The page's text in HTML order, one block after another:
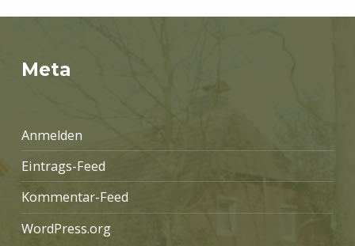
Meta
Anmelden
Eintrags-Feed
Kommentar-Feed
WordPress.org